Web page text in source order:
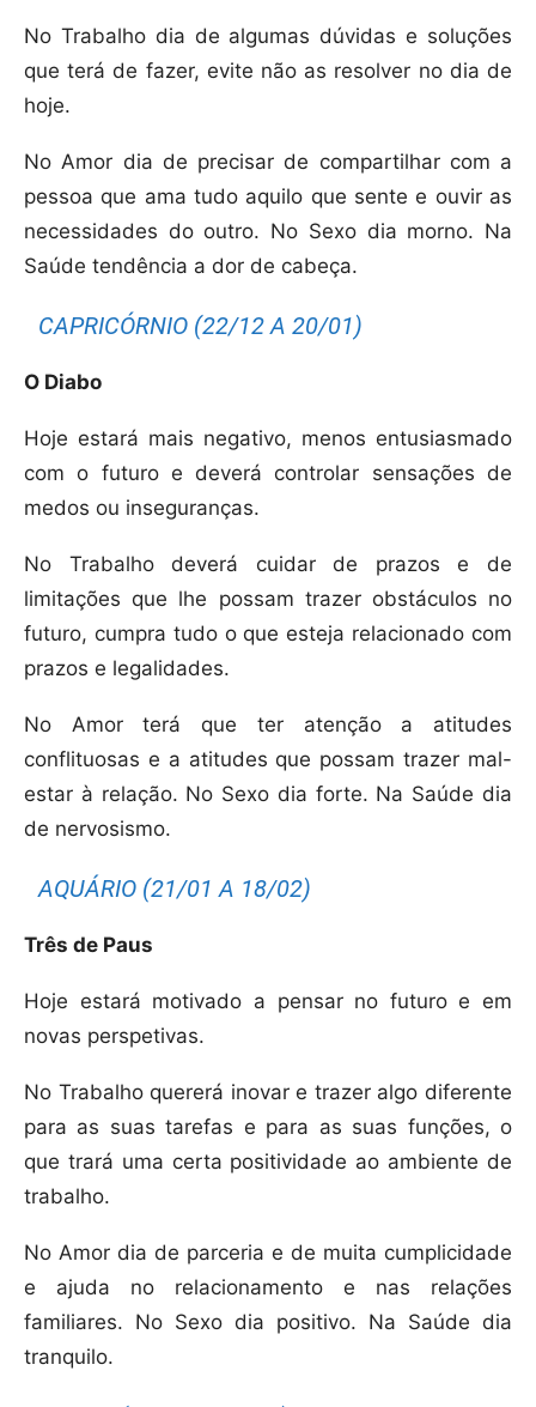
No Trabalho dia de algumas dúvidas e soluções
que terá de fazer, evite não as resolver no dia de
hoje.
No Amor dia de precisar de compartilhar com a
pessoa que ama tudo aquilo que sente e ouvir as
necessidades do outro. No Sexo dia morno. Na
Saúde tendência a dor de cabeça.
CAPRICÓRNIO (22/12 A 20/01)
O Diabo
Hoje estará mais negativo, menos entusiasmado
com o futuro e deverá controlar sensações de
medos ou inseguranças.
No Trabalho deverá cuidar de prazos e de
limitações que lhe possam trazer obstáculos no
futuro, cumpra tudo o que esteja relacionado com
prazos e legalidades.
No Amor terá que ter atenção a atitudes
conflituosas e a atitudes que possam trazer mal-
estar à relação. No Sexo dia forte. Na Saúde dia
de nervosismo.
AQUÁRIO (21/01 A 18/02)
Três de Paus
Hoje estará motivado a pensar no futuro e em
novas perspetivas.
No Trabalho quererá inovar e trazer algo diferente
para as suas tarefas e para as suas funções, o
que trará uma certa positividade ao ambiente de
trabalho.
No Amor dia de parceria e de muita cumplicidade
e ajuda no relacionamento e nas relações
familiares. No Sexo dia positivo. Na Saúde dia
tranquilo.